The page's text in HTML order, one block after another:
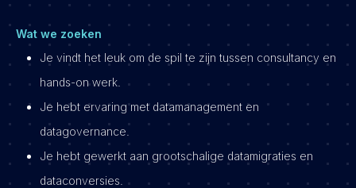
Wat we zoeken
Je vindt het leuk om de spil te zijn tussen consultancy en
hands-on werk.
Je hebt ervaring met datamanagement en
datagovernance.
Je hebt gewerkt aan grootschalige datamigraties en
dataconversies.